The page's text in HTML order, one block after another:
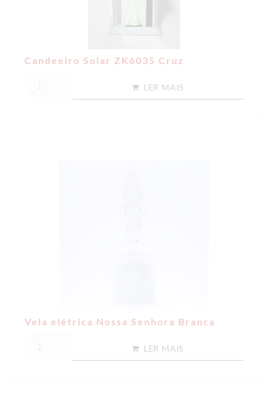
Candeeiro Solar ZK6035 Cruz
LER MAIS
Vela elétrica Nossa Senhora Branca
LER MAIS